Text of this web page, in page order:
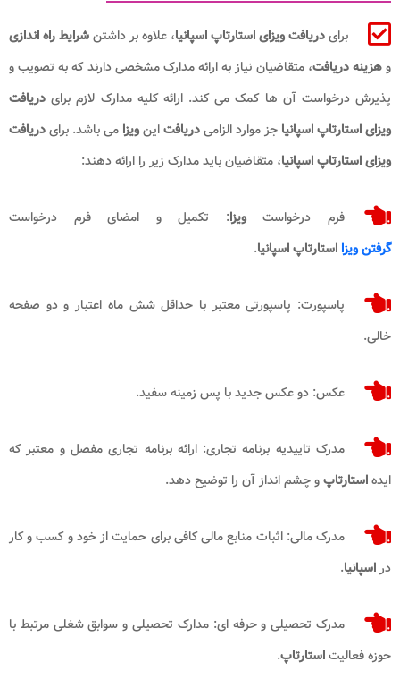
برایدریافت ویزای استارتاپ اسپانیا، علاوه بر داشتنشرایط راه اندازی
وهزینه دریافت، متقاضیان نیاز به ارائه مدارک مشخصی دارند که به تصویب و
پذیرش درخواست آن ها کمک می کند. ارائه کلیه مدارک لازم برای دریافت
ویزای استارتاپ اسپانیا جز موارد الزامیدریافتاینویزا می باشد. برایدریافت
ویزای استارتاپ اسپانیا، متقاضیان باید مدارک زیر را ارائه دهند:
فرم درخواستویزا: تکمیل و امضای فرم درخواست
گرفتن ویزا استارتاپ اسپانیا.
پاسپورت: پاسپورتی معتبر با حداقل شش ماه اعتبار و دو صفحه
خالی.
عکس: دو عکس جدید با پس زمینه سفید.
مدرک تاییدیه برنامه تجاری: ارائه برنامه تجاری مفصل و معتبر که
ایدهاستارتاپو چشم انداز آن را توضیح دهد.
مدرک مالی: اثبات منابع مالی کافی برای حمایت از خود و کسب و کار
دراسپانیا.
مدرک تحصیلی و حرفه ای: مدارک تحصیلی و سوابق شغلی مرتبط با
حوزه فعالیتاستارتاپ.